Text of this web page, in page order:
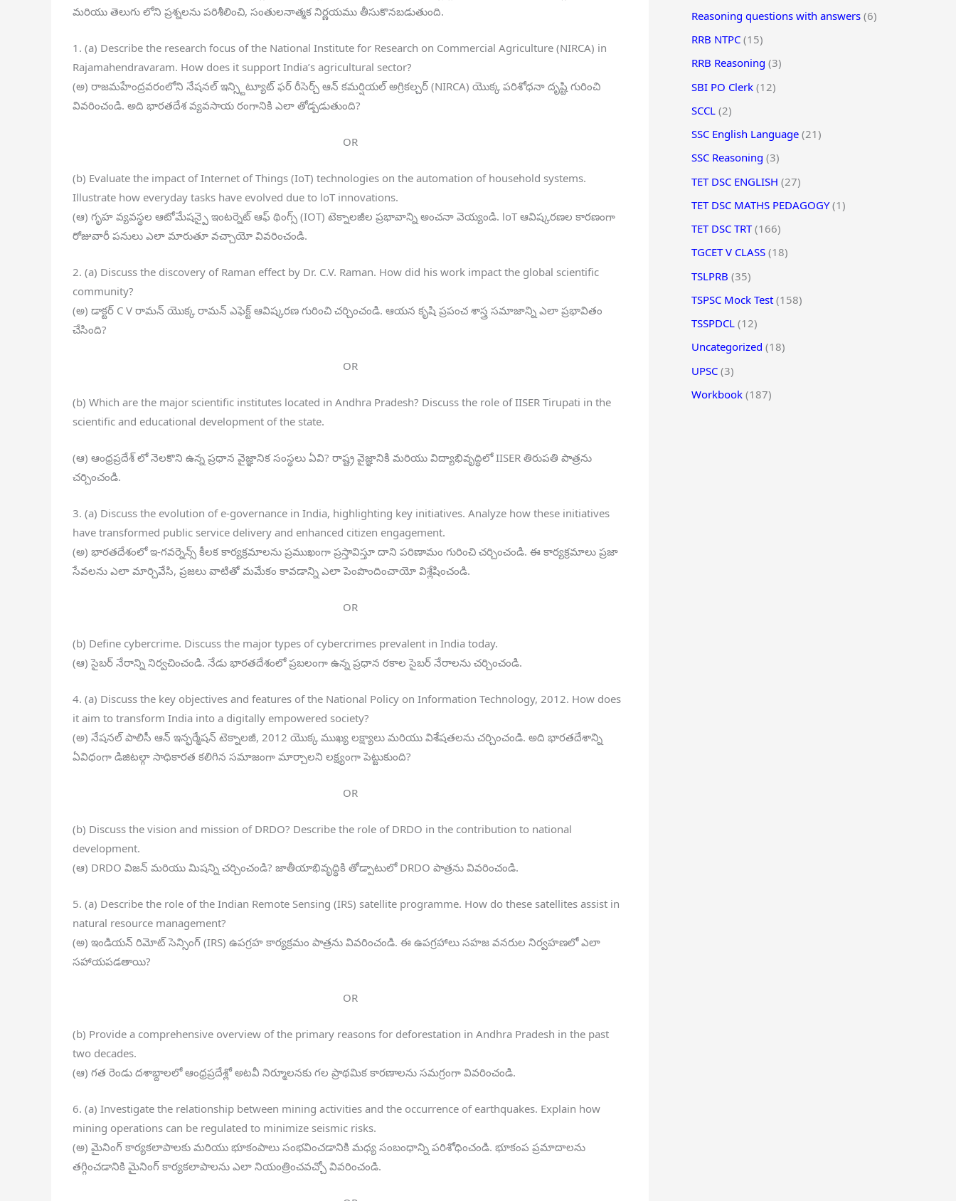
మరియు తెలుగు లోని ప్రశ్నలను పరిశీలించి, సంతులనాత్మక నిర్ణయము తీసుకొనబడుతుంది.
1. (a) Describe the research focus of the National Institute for Research on Commercial Agriculture (NIRCA) in
Rajamahendravaram. How does it support India’s agricultural sector?
(అ) రాజమహేంద్రవరంలోని నేషనల్ ఇన్స్టిట్యూట్ ఫర్ రీసెర్చ్ ఆన్ కమర్షియల్ అగ్రికల్చర్ (NIRCA) యొక్క పరిశోధనా దృష్టి గురించి
వివరించండి. అది భారతదేశ వ్యవసాయ రంగానికి ఎలా తోడ్పడుతుంది?
OR
(b) Evaluate the impact of Internet of Things (IoT) technologies on the automation of household systems.
Illustrate how everyday tasks have evolved due to loT innovations.
(ఆ) గృహ వ్యవస్థల ఆటోమేషన్పై ఇంటర్నెట్ ఆఫ్ థింగ్స్ (IOT) టెక్నాలజీల ప్రభావాన్ని అంచనా వెయ్యండి. loT ఆవిష్కరణల కారణంగా
రోజువారీ పనులు ఎలా మారుతూ వచ్చాయో వివరించండి.
2. (a) Discuss the discovery of Raman effect by Dr. C.V. Raman. How did his work impact the global scientific
community?
(అ) డాక్టర్ C V రామన్ యొక్క రామన్ ఎఫెక్ట్ ఆవిష్కరణ గురించి చర్చించండి. ఆయన కృషి ప్రపంచ శాస్త్ర సమాజాన్ని ఎలా ప్రభావితం
చేసింది?
OR
(b) Which are the major scientific institutes located in Andhra Pradesh? Discuss the role of IISER Tirupati in the
scientific and educational development of the state.
(ఆ) ఆంధ్రప్రదేశ్ లో నెలకొని ఉన్న ప్రధాన వైజ్ఞానిక సంస్థలు ఏవి? రాష్ట్ర వైజ్ఞానికి మరియు విద్యాభివృద్ధిలో IISER తిరుపతి పాత్రను
చర్చించండి.
3. (a) Discuss the evolution of e-governance in India, highlighting key initiatives. Analyze how these initiatives
have transformed public service delivery and enhanced citizen engagement.
(అ) భారతదేశంలో ఇ-గవర్నెన్స్ కీలక కార్యక్రమాలను ప్రముఖంగా ప్రస్తావిస్తూ దాని పరిణామం గురించి చర్చించండి. ఈ కార్యక్రమాలు ప్రజా
సేవలను ఎలా మార్చివేసి, ప్రజలు వాటితో మమేకం కావడాన్ని ఎలా పెంపొందించాయో విశ్లేషించండి.
OR
(b) Define cybercrime. Discuss the major types of cybercrimes prevalent in India today.
(ఆ) సైబర్ నేరాన్ని నిర్వచించండి. నేడు భారతదేశంలో ప్రబలంగా ఉన్న ప్రధాన రకాల సైబర్ నేరాలను చర్చించండి.
4. (a) Discuss the key objectives and features of the National Policy on Information Technology, 2012. How does
it aim to transform India into a digitally empowered society?
(అ) నేషనల్ పాలిసీ ఆన్ ఇన్ఫర్మేషన్ టెక్నాలజీ, 2012 యొక్క ముఖ్య లక్ష్యాలు మరియు విశేషతలను చర్చించండి. అది భారతదేశాన్ని
ఏవిధంగా డిజిటల్గా సాధికారత కలిగిన సమాజంగా మార్చాలని లక్ష్యంగా పెట్టుకుంది?
OR
(b) Discuss the vision and mission of DRDO? Describe the role of DRDO in the contribution to national
development.
(ఆ) DRDO విజన్ మరియు మిషన్ని చర్చించండి? జాతీయాభివృద్ధికి తోడ్పాటులో DRDO పాత్రను వివరించండి.
5. (a) Describe the role of the Indian Remote Sensing (IRS) satellite programme. How do these satellites assist in
natural resource management?
(అ) ఇండియన్ రిమోట్ సెన్సింగ్ (IRS) ఉపగ్రహ కార్యక్రమం పాత్రను వివరించండి. ఈ ఉపగ్రహాలు సహజ వనరుల నిర్వహణలో ఎలా
సహాయపడతాయి?
OR
(b) Provide a comprehensive overview of the primary reasons for deforestation in Andhra Pradesh in the past
two decades.
(ఆ) గత రెండు దశాబ్దాలలో ఆంధ్రప్రదేశ్లో అటవీ నిర్మూలనకు గల ప్రాథమిక కారణాలను సమగ్రంగా వివరించండి.
6. (a) Investigate the relationship between mining activities and the occurrence of earthquakes. Explain how
mining operations can be regulated to minimize seismic risks.
(అ) మైనింగ్ కార్యకలాపాలకు మరియు భూకంపాలు సంభవించడానికి మధ్య సంబంధాన్ని పరిశోధించండి. భూకంప ప్రమాదాలను
తగ్గించడానికి మైనింగ్ కార్యకలాపాలను ఎలా నియంత్రించవచ్చో వివరించండి.
Reasoning questions with answers (6)
RRB NTPC (15)
RRB Reasoning (3)
SBI PO Clerk (12)
SCCL (2)
SSC English Language (21)
SSC Reasoning (3)
TET DSC ENGLISH (27)
TET DSC MATHS PEDAGOGY(1)
TET DSC TRT(166)
TGCET V CLASS (18)
TSLPRB (35)
TSPSC Mock Test (158)
TSSPDCL (12)
Uncategorized (18)
UPSC (3)
Workbook (187)